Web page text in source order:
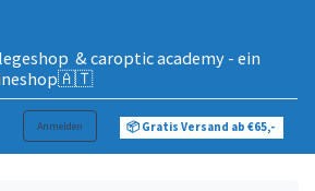
& caroptic academy - ein
Anmelden 📦 Gratis Versand ab €65,-